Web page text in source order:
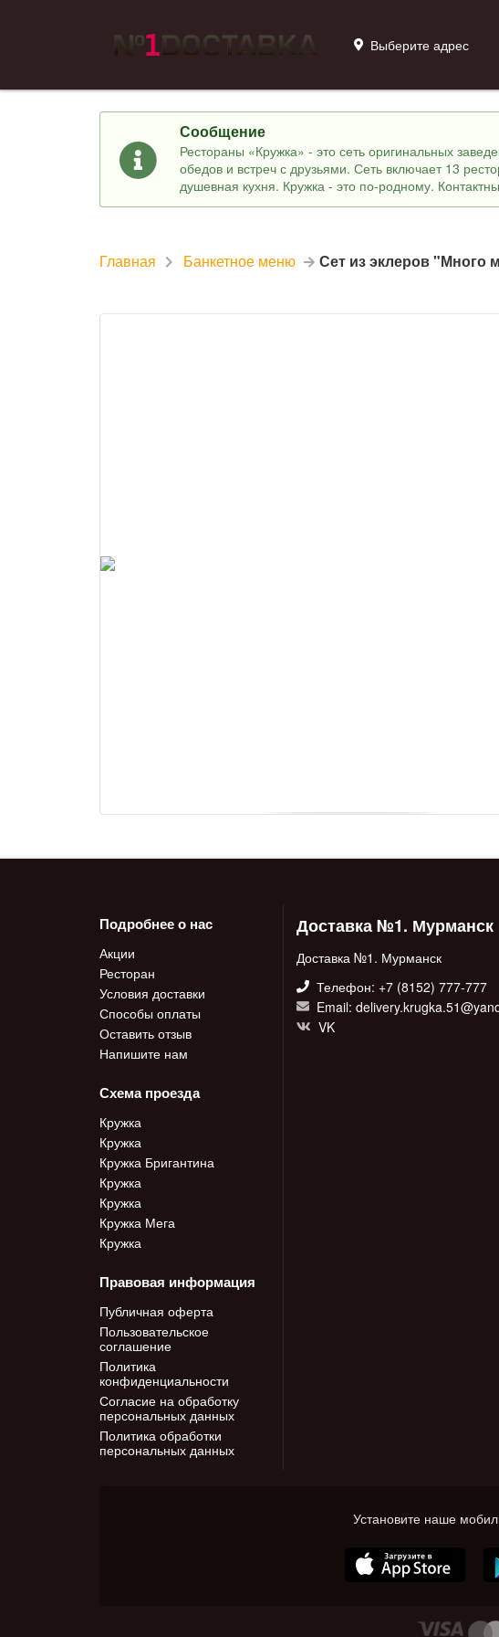
Выберите адрес
Сообщение
Рестораны «Кружка» - это сеть оригинальных
обедов и встреч с друзьями. Сеть включает 13
душевная кухня. Кружка - это по-родному.
Главная Банкетное меню Сет из эклеров "Много
Подробнее о нас
Акции
Ресторан
Условия доставки
Способы оплаты
Оставить отзыв
Напишите нам
Схема проезда
Кружка
Кружка
Кружка Бригантина
Кружка
Кружка
Кружка Мега
Кружка
Правовая информация
Публичная оферта
Пользовательское
соглашение
Политика
конфиденциальности
Согласие на обработку
персональных данных
Политика обработки
персональных данных
Доставка №1. Мурманск
Доставка №1. Мурманск
Телефон: +7 (8152) 777-777
Email:
VK
Установите наше